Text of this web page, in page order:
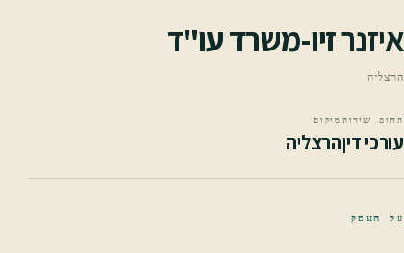
איזנר זיו-משרד עו"ד
הרצליה
תחום שירות
עורכי דין
מיקום
הרצליה
על העסק